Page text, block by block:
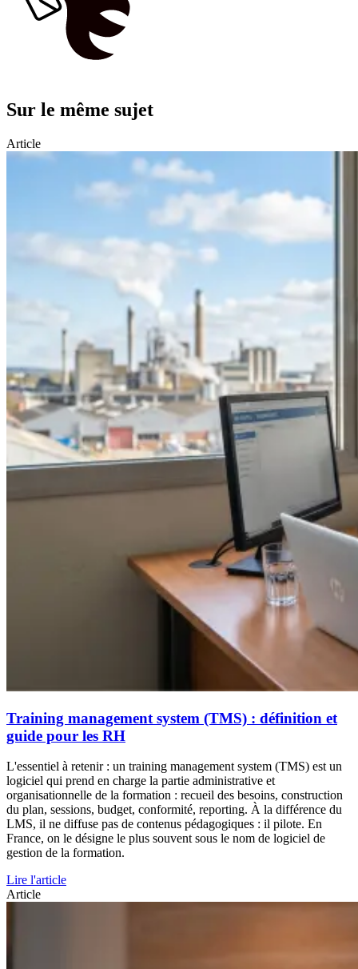
Sur le même sujet
Article
Training management system (TMS) : définition et
guide pour les RH
L'essentiel à retenir : un training management system (TMS) est un
logiciel qui prend en charge la partie administrative et
organisationnelle de la formation : recueil des besoins, construction
du plan, sessions, budget, conformité, reporting. À la différence du
LMS, il ne diffuse pas de contenus pédagogiques : il pilote. En
France, on le désigne le plus souvent sous le nom de logiciel de
gestion de la formation.
Lire l'article
Article